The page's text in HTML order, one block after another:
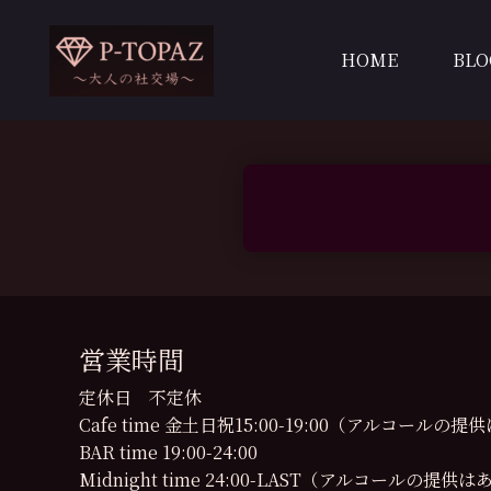
HOME
営業時間
定休日 不定休
Cafe time 金土日祝15:00-19:00（アルコールの提供
BAR time 19:00-24:00
Midnight time 24:00-LAST（アルコールの提供はあ